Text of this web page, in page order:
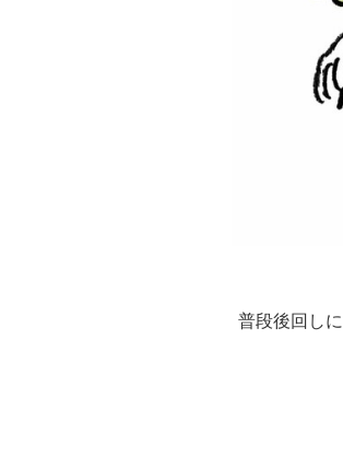
普段後回し